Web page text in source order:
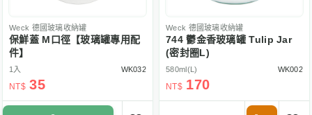
Weck 德國玻璃收納罐
保鮮蓋 M口徑【玻璃罐專用配
件】
1入 WK032
NT$ 35
Weck 德國玻璃收納罐
744 鬱金香玻璃罐 Tulip Jar
(密封圈L)
580ml(L) WK002
NT$ 170